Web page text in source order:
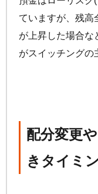
ていますが、残高
が上昇した場合な
がスイッチングの
配分変更
きタイミ